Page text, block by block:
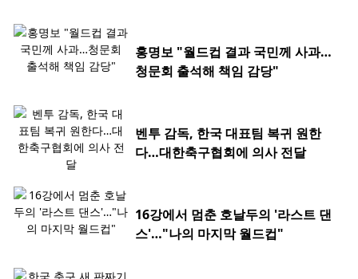
홍명보 "월드컵 결과 국민께 사과…
청문회 출석해 책임 감당"
벤투 감독, 한국 대표팀 복귀 원한
다…대한축구협회에 의사 전달
16강에서 멈춘 호날두의 '라스트 댄
스'…"나의 마지막 월드컵"